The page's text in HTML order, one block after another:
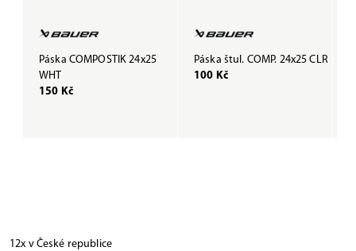
Páska COMPOSTIK 24x25
WHT
150 Kč
Páska štul. COMP. 24x25 CLR
100 Kč
12x v České republice